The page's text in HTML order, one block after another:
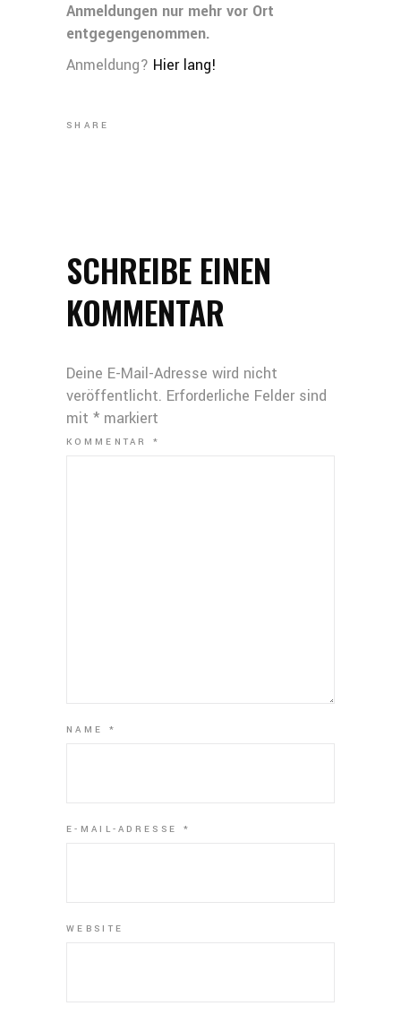
Anmeldungen nur mehr vor Ort
entgegengenommen.
Anmeldung? Hier lang!
SHARE
SCHREIBE EINEN
KOMMENTAR
Deine E-Mail-Adresse wird nicht
veröffentlicht. Erforderliche Felder sind
mit * markiert
KOMMENTAR*
NAME *
E-MAIL-ADRESSE *
WEBSITE